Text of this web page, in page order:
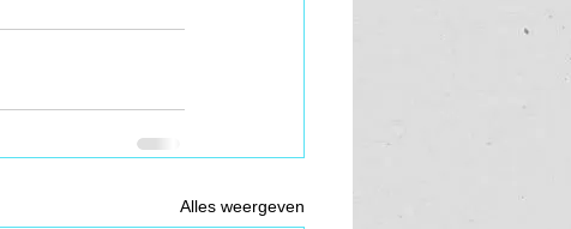
Alles weergeven